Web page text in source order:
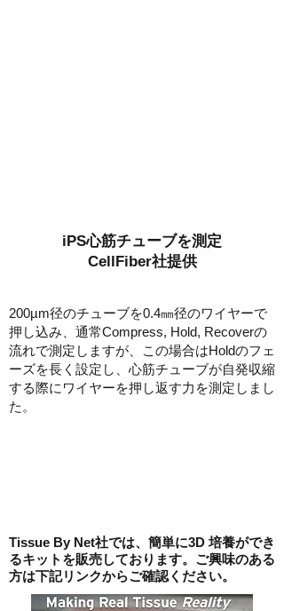
iPS心筋チューブを測定
​CellFiber社提供
200µm径のチューブを0.4㎜径のワイヤーで
押し込み、通常Compress, Hold, Recoverの
流れで測定しますが、この場合はHoldのフェ
ーズを長く設定し、心筋チューブが自発収縮
する際にワイヤーを押し返す力を測定しまし
た。
Tissue By Net社では、簡単に3D 培養ができ
るキットを販売しております。ご興味のある
方は下記リンクからご確認ください。